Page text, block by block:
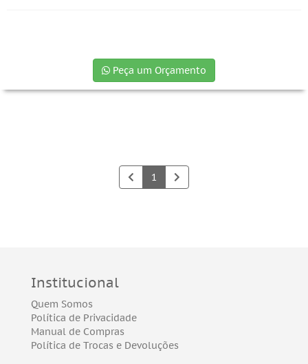
Peça um Orçamento
1
Institucional
Quem Somos
Política de Privacidade
Manual de Compras
Política de Trocas e Devoluções